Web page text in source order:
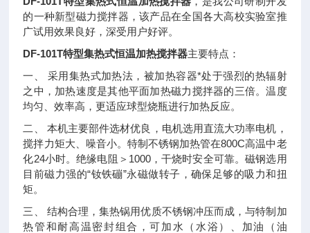
的一种新型磁力搅拌器，该产品在全国各大高校实验室推
广试用效果良好，深受用户好评。
DF-101T特型集热式恒温加热搅拌器主要特点：
一、 采用集热式加热法，被加热容器*处于强烈的热辐射
之中，加热速度是其他平面加热磁力搅拌器的三倍。温度
均匀、效率高，更适应球型烧瓶进行加热反应。
二、 本机主要部件选材优良，电机选用直流大功率电机，
搅拌力矩大、噪音小。特制不锈钢加热管在800C高温中老
化24小时。绝缘电阻＞1000，干烧时安全可靠。磁钢选用
目前磁力强的“钕铁磞”永磁做转子，确保足够的吸力和扭
矩。
三、 结构合理，集热锅用优质不锈钢冲压而成，与特制加
热管和耐高温密封组合，可加水（水浴）、加油（油